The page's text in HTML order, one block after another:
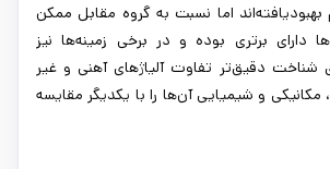
اما نسبت به گروه مقابل ممکن
دارای برتری بوده و در برخی زمینه‌ها نیز
شناخت دقیق‌تر تفاوت آلیاژهای آهنی و غیر
و شیمیایی آن‌ها را با یکدیگر مقایسه